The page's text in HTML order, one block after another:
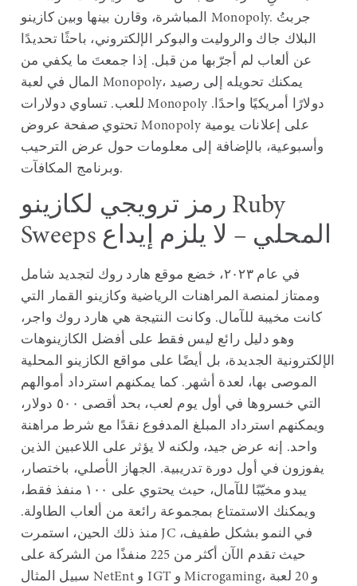
المباشرة، وقارن بينها وبين كازينو Monopoly. جربتُ
البلاك جاك والروليت والبوكر الإلكتروني، باحثًا تحديدًا
عن ألعاب لم أجرّبها من قبل. إذا جمعتَ ما يكفي من
المال في لعبة Monopoly، يمكنك تحويله إلى رصيد
للعب. تساوي دولارات Monopoly دولارًا أمريكيًا واحدًا.
تحتوي صفحة عروض Monopoly على إعلانات يومية
وأسبوعية، بالإضافة إلى معلومات حول عرض الترحيب
وبرنامج المكافآت.
رمز ترويجي لكازينو Ruby
Sweeps المحلي – لا يلزم إيداع
في عام ٢٠٢٣، خضع موقع هارد روك لتجديد شامل
وممتاز لمنصة المراهنات الرياضية وكازينو القمار التي
كانت مخيبة للآمال. وكانت النتيجة هي هارد روك واجر،
وهو دليل رائع ليس فقط على أفضل الكازينوهات
الإلكترونية الجديدة، بل أيضًا على مواقع الكازينو المحلية
الموصى بها، لعدة أشهر. كما يمكنهم استرداد أموالهم
التي خسروها في أول يوم لعب، بحد أقصى ٥٠٠ دولار،
ويمكنهم استرداد المبلغ المدفوع نقدًا مع شرط مراهنة
واحد. إنه عرض جيد، ولكنه لا يؤثر على اللاعبين الذين
يفوزون في أول دورة تدريبية. الجهاز الأصلي، باختصار،
يبدو مخيّبًا للآمال، حيث يحتوي على ١٠٠ منفذ فقط،
ويمكنك الاستمتاع بمجموعة رائعة من ألعاب الطاولة.
منذ ذلك الحين، استمرت JC في النمو بشكل طفيف،
حيث تقدم الآن أكثر من 225 منفذًا من الشركة على
سبيل المثال NetEnt و IGT و Microgaming، و 20 لعبة